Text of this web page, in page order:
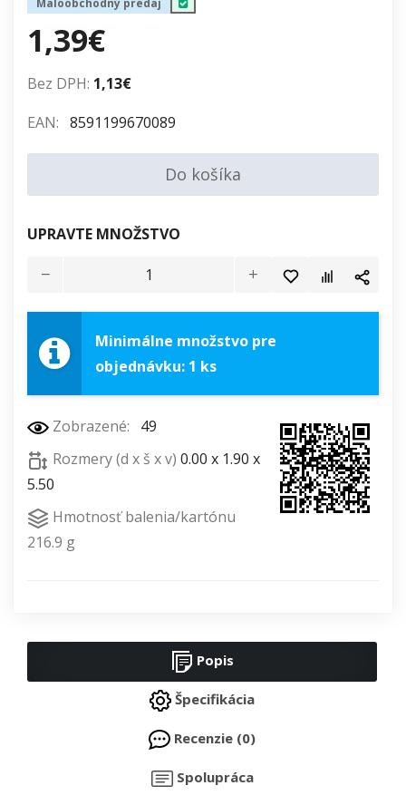
Maloobchodný predaj
1,39€
Bez DPH: 1,13€
EAN: 8591199670089
Do košíka
UPRAVTE MNOŽSTVO
Minimálne množstvo pre
objednávku: 1 ks
Zobrazené:
49
Rozmery (d x š x v) 0.00 x 1.90 x
5.50
Hmotnosť balenia/kartónu
216.9 g
Popis
Špecifikácia
Recenzie (0)
Spolupráca